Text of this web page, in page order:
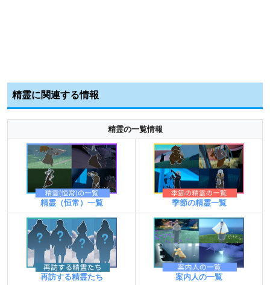
精霊に関連する情報
精霊の一覧情報
精霊（恒常）一覧 季節の精霊一覧
再訪する精霊たち 案内人の一覧